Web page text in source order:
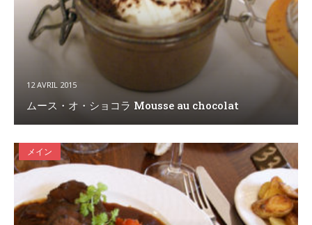
12 AVRIL 2015
ムース・オ・ショコラ Mousse au chocolat
メイン